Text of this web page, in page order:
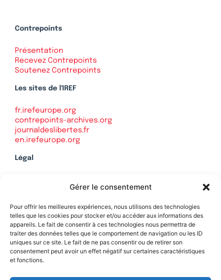
Gérer le consentement
Pour offrir les meilleures expériences, nous utilisons des technologies
telles que les cookies pour stocker et/ou accéder aux informations des
appareils. Le fait de consentir à ces technologies nous permettra de
traiter des données telles que le comportement de navigation ou les ID
uniques sur ce site. Le fait de ne pas consentir ou de retirer son
consentement peut avoir un effet négatif sur certaines caractéristiques
et fonctions.
Contrepoints
Présentation
Recevez Contrepoints
Soutenez Contrepoints
Les sites de l'IREF
fr.irefeurope.org
contrepoints-archives.org
journaldeslibertes.fr
en.irefeurope.org
Légal
Politique de confidentialité
Contact
Soutenez Contrepoints